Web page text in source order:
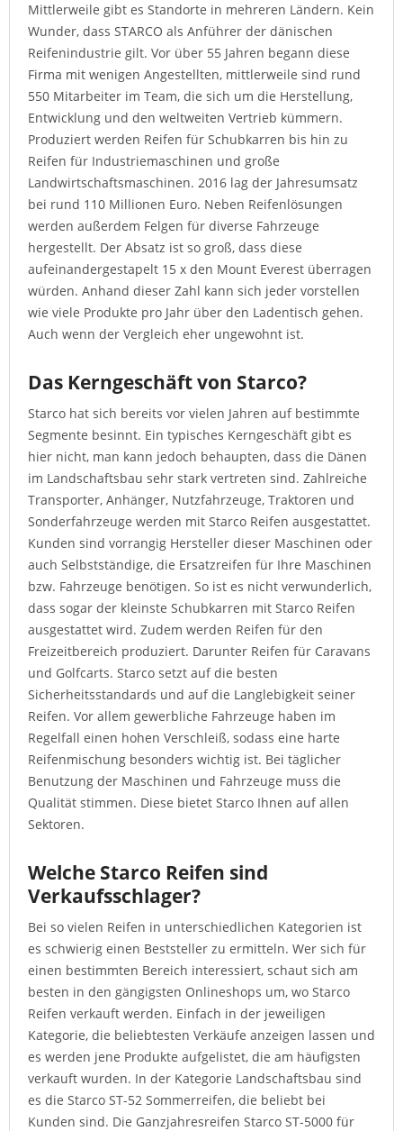
Mittlerweile gibt es Standorte in mehreren Ländern. Kein
Wunder, dass STARCO als Anführer der dänischen
Reifenindustrie gilt. Vor über 55 Jahren begann diese
Firma mit wenigen Angestellten, mittlerweile sind rund
550 Mitarbeiter im Team, die sich um die Herstellung,
Entwicklung und den weltweiten Vertrieb kümmern.
Produziert werden Reifen für Schubkarren bis hin zu
Reifen für Industriemaschinen und große
Landwirtschaftsmaschinen. 2016 lag der Jahresumsatz
bei rund 110 Millionen Euro. Neben Reifenlösungen
werden außerdem Felgen für diverse Fahrzeuge
hergestellt. Der Absatz ist so groß, dass diese
aufeinandergestapelt 15 x den Mount Everest überragen
würden. Anhand dieser Zahl kann sich jeder vorstellen
wie viele Produkte pro Jahr über den Ladentisch gehen.
Auch wenn der Vergleich eher ungewohnt ist.
Das Kerngeschäft von Starco?
Starco hat sich bereits vor vielen Jahren auf bestimmte
Segmente besinnt. Ein typisches Kerngeschäft gibt es
hier nicht, man kann jedoch behaupten, dass die Dänen
im Landschaftsbau sehr stark vertreten sind. Zahlreiche
Transporter, Anhänger, Nutzfahrzeuge, Traktoren und
Sonderfahrzeuge werden mit Starco Reifen ausgestattet.
Kunden sind vorrangig Hersteller dieser Maschinen oder
auch Selbstständige, die Ersatzreifen für Ihre Maschinen
bzw. Fahrzeuge benötigen. So ist es nicht verwunderlich,
dass sogar der kleinste Schubkarren mit Starco Reifen
ausgestattet wird. Zudem werden Reifen für den
Freizeitbereich produziert. Darunter Reifen für Caravans
und Golfcarts. Starco setzt auf die besten
Sicherheitsstandards und auf die Langlebigkeit seiner
Reifen. Vor allem gewerbliche Fahrzeuge haben im
Regelfall einen hohen Verschleiß, sodass eine harte
Reifenmischung besonders wichtig ist. Bei täglicher
Benutzung der Maschinen und Fahrzeuge muss die
Qualität stimmen. Diese bietet Starco Ihnen auf allen
Sektoren.
Welche Starco Reifen sind
Verkaufsschlager?
Bei so vielen Reifen in unterschiedlichen Kategorien ist
es schwierig einen Beststeller zu ermitteln. Wer sich für
einen bestimmten Bereich interessiert, schaut sich am
besten in den gängigsten Onlineshops um, wo Starco
Reifen verkauft werden. Einfach in der jeweiligen
Kategorie, die beliebtesten Verkäufe anzeigen lassen und
es werden jene Produkte aufgelistet, die am häufigsten
verkauft wurden. In der Kategorie Landschaftsbau sind
es die Starco ST-52 Sommerreifen, die beliebt bei
Kunden sind. Die Ganzjahresreifen Starco ST-5000 für